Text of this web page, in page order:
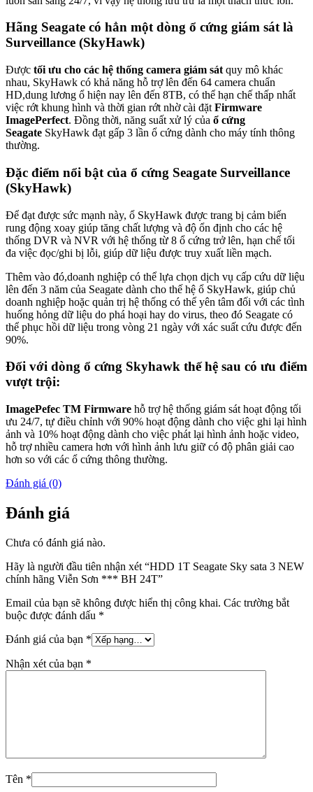
Hãng Seagate có hẳn một dòng ổ cứng giám sát là
Surveillance (SkyHawk)
Được tối ưu cho các hệ thống camera giám sát quy mô khác
nhau, SkyHawk có khả năng hỗ trợ lên đến 64 camera chuẩn
HD,dung lương ổ hiện nay lên đến 8TB, có thể hạn chế thấp nhất
việc rớt khung hình và thời gian rớt nhờ cài đặt Firmware
ImagePerfect. Đồng thời, năng suất xử lý của ổ cứng
Seagate SkyHawk đạt gấp 3 lần ổ cứng dành cho máy tính thông
thường.
Đặc điểm nổi bật của ổ cứng Seagate Surveillance
(SkyHawk)
Để đạt được sức mạnh này, ổ SkyHawk được trang bị cảm biến
rung động xoay giúp tăng chất lượng và độ ổn định cho các hệ
thống DVR và NVR với hệ thống từ 8 ổ cứng trở lên, hạn chế tối
đa việc đọc/ghi bị lỗi, giúp dữ liệu được truy xuất liền mạch.
Thêm vào đó,doanh nghiệp có thể lựa chọn dịch vụ cấp cứu dữ liệu
lên đến 3 năm của Seagate dành cho thế hệ ổ SkyHawk, giúp chủ
doanh nghiệp hoặc quản trị hệ thống có thể yên tâm đối với các tình
huống hỏng dữ liệu do phá hoại hay do virus, theo đó Seagate có
thể phục hồi dữ liệu trong vòng 21 ngày với xác suất cứu được đến
90%.
Đối với dòng ổ cứng Skyhawk thế hệ sau có ưu điểm
vượt trội:
ImagePefec TM Firmware hỗ trợ hệ thống giám sát hoạt động tối
ưu 24/7, tự điều chỉnh với 90% hoạt động dành cho việc ghi lại hình
ảnh và 10% hoạt động dành cho việc phát lại hình ảnh hoặc video,
hỗ trợ nhiều camera hơn với hình ảnh lưu giữ có độ phân giải cao
hơn so với các ổ cứng thông thường.
Đánh giá (0)
Đánh giá
Chưa có đánh giá nào.
Hãy là người đầu tiên nhận xét “HDD 1T Seagate Sky sata 3 NEW
chính hãng Viễn Sơn *** BH 24T”
Email của bạn sẽ không được hiển thị công khai. Các trường bắt
buộc được đánh dấu *
Đánh giá của bạn *
Nhận xét của bạn *
Tên *